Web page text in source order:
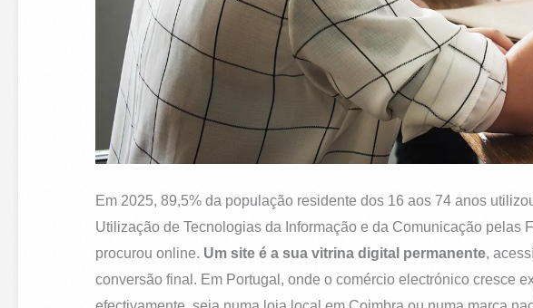
Em 2025, 89,5% da população residente dos 16 aos 74 anos
Utilização de Tecnologias da Informação e da Comunicação pelas
procurou online. Um site é a sua vitrina digital permanente,
conversão final. Em Portugal, onde o comércio electrónico cresce